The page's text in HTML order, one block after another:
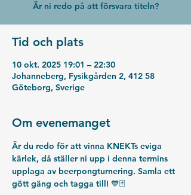
Är ni redo på att försvara titeln?
Tid och plats
10 okt. 2025 19:01 – 22:30
Johanneberg, Fysikgården 2, 412 58
Göteborg, Sverige
Om evenemanget
Är du redo för att vinna KNEKTs eviga
kärlek, då ställer ni upp i denna termins
upplaga av beerpongturnering. Samla ett
gött gäng och tagga till! 💙🃏